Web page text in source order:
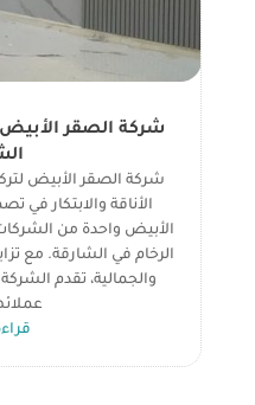
شركة الصقر الأبيض
شركة الصقر الأبيض
الأناقة والابتكار في
الأبيض واحدة من
الرخام في الشارقة. مع
والجمالية، تقدم